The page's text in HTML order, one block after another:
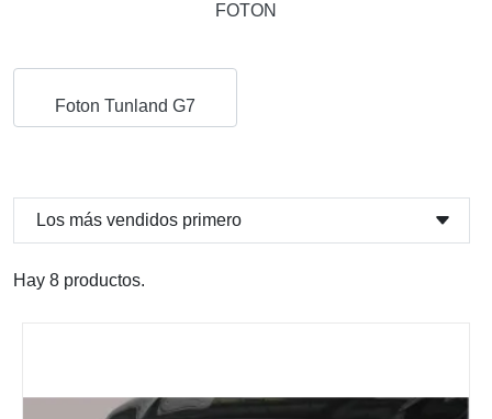
FOTON
Foton Tunland G7
Hay 8 productos.
Los más vendidos primero